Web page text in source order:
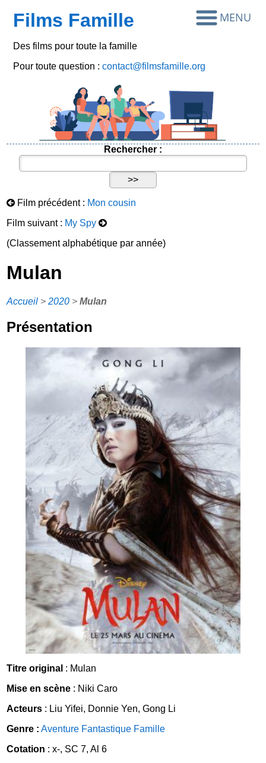
Films Famille
Des films pour toute la famille
Pour toute question :contact@filmsfamille.org
Rechercher :
Film précédent : Mon cousin
Film suivant : My Spy
(Classement alphabétique par année)
Mulan
Accueil >2020 >Mulan
Présentation
Titre original : Mulan
Mise en scène : Niki Caro
Acteurs : Liu Yifei, Donnie Yen, Gong Li
Genre : Aventure Fantastique Famille
Cotation : x-, SC 7, Al 6